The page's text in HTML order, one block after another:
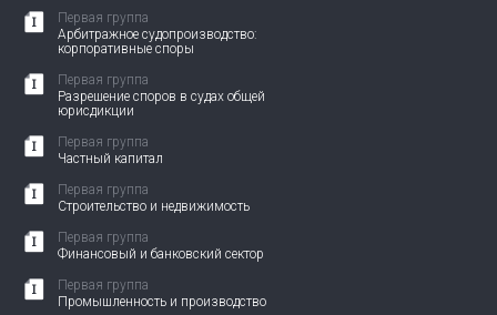
Первая группа
Арбитражное судопроизводство:
корпоративные споры
Первая группа
Разрешение споров в судах общей
юрисдикции
Первая группа
Частный капитал
Первая группа
Строительство и недвижимость
Первая группа
Финансовый и банковский сектор
Первая группа
Промышленность и производство